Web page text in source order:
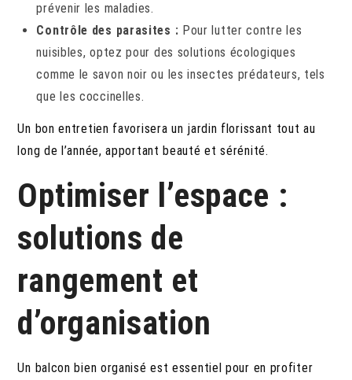
prévenir les maladies.
Contrôle des parasites : Pour lutter contre les
nuisibles, optez pour des solutions écologiques
comme le savon noir ou les insectes prédateurs, tels
que les coccinelles.
Un bon entretien favorisera un jardin florissant tout au
long de l’année, apportant beauté et sérénité.
Optimiser l’espace :
solutions de
rangement et
d’organisation
Un balcon bien organisé est essentiel pour en profiter